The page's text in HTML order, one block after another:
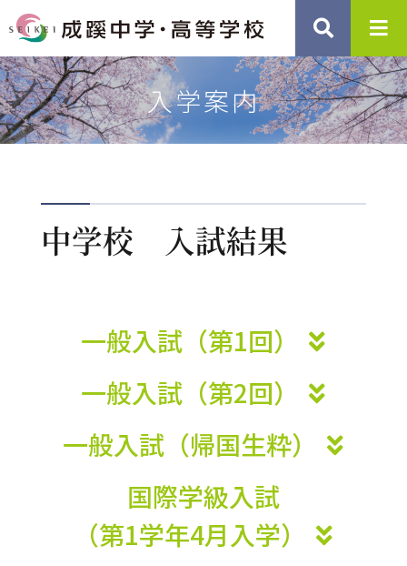
入学案内
中学校 入試結果
一般入試（第1回）
一般入試（第2回）
一般入試（帰国生粋）
国際学級入試
（第1学年4月入学）